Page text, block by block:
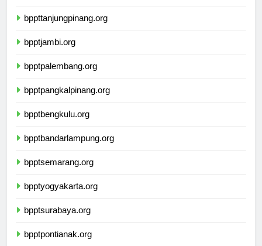
bppttanjungpinang.org
bpptjambi.org
bpptpalembang.org
bpptpangkalpinang.org
bpptbengkulu.org
bpptbandarlampung.org
bpptsemarang.org
bpptyogyakarta.org
bpptsurabaya.org
bpptpontianak.org